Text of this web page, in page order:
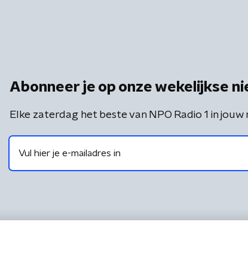
Abonneer je op onze wekelijkse
Elke zaterdag het beste van NPO Radio 1 in jouw